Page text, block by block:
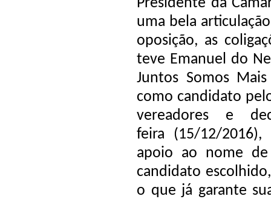
Presidente da
uma bela
oposição, as
teve Emanuel do
Juntos Somos
como candidato
vereadores e
feira (15/12/
apoio ao nome
candidato
o que já garante